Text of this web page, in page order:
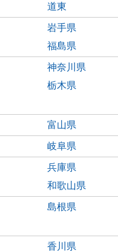
道東
岩手県
福島県
神奈川県
栃木県
富山県
岐阜県
兵庫県
和歌山県
島根県
香川県